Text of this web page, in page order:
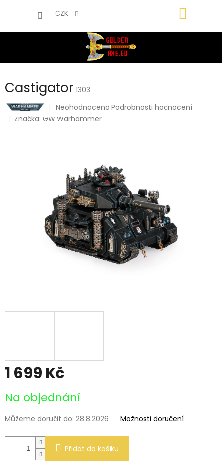
CZK
Castigator 1303
Průměrné
hodnocení
hvězdiček.
Neohodnoceno Podrobnosti hodnocení
Značka:GW Warhammer
1 699 Kč
cena:
Na objednání
Můžeme doručit do: 28.8.2026 Možnosti doručení
Přidat do košíku